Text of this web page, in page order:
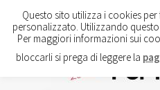
Questo sito utilizza i cookies
personalizzato. Utilizzando
Per maggiori informazioni sui
bloccarli si prega di leggere la